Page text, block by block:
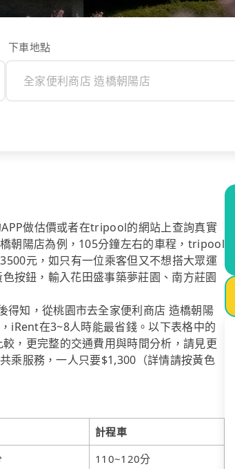
下車地點
做估價或者在tripool的網站上查詢真實
朝陽店為例，105分鐘左右的車程，tripool
元，如只有一位乘客但又不想搭大眾運
按鈕，輸入花田盛事築夢莊園、南方莊園
得知，從桃園市去全家便利商店 造橋朝陽
iRent在3~8人時能最省錢。以下表格中的
，更完整的交通費用與時間分析，請見更
乘服務，一人只要$1,300（詳情請按黃色
計程車
110~120分